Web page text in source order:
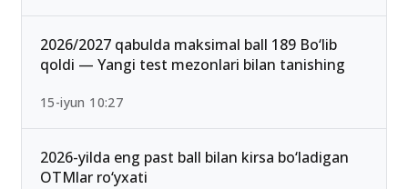
2026/2027 qabulda maksimal ball 189 Bo‘lib
qoldi — Yangi test mezonlari bilan tanishing
15-iyun 10:27
2026-yilda eng past ball bilan kirsa bo‘ladigan
OTMlar ro‘yxati